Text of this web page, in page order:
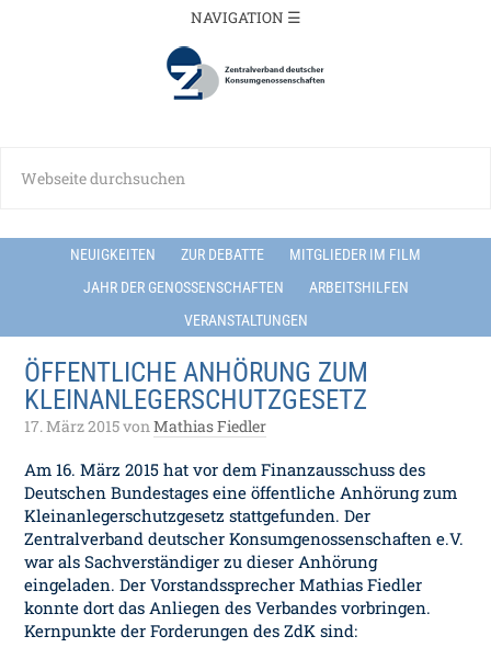
NEUIGKEITEN ZUR DEBATTE
MITGLIEDER IM FILM
JAHR DER GENOSSENSCHAFTEN
ARBEITSHILFEN
VERANSTALTUNGEN
ÖFFENTLICHE ANHÖRUNG ZUM
KLEINANLEGERSCHUTZGESETZ
17. März 2015vonMathias Fiedler
Am 16. März 2015 hat vor dem Finanzausschuss des
Deutschen Bundestages eine öffentliche Anhörung zum
Kleinanlegerschutzgesetz stattgefunden. Der
Zentralverband deutscher Konsumgenossenschaften e.V.
war als Sachverständiger zu dieser Anhörung
eingeladen. Der Vorstandssprecher Mathias Fiedler
konnte dort das Anliegen des Verbandes vorbringen.
Kernpunkte der Forderungen des ZdK sind: